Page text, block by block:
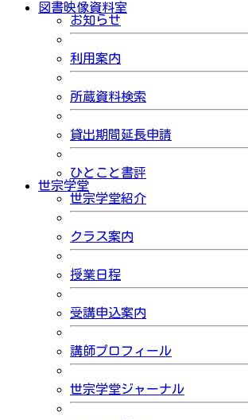
図書映像資料室
お知らせ
利用案内
所蔵資料検索
貸出期間延長申請
ひとこと書評
世宗学堂
世宗学堂紹介
クラス案内
授業日程
受講申込案内
講師プロフィール
世宗学堂ジャーナル